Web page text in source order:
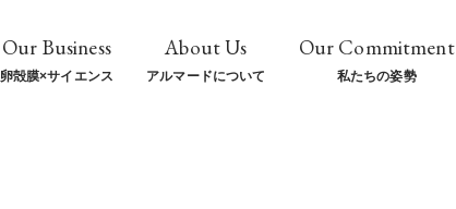
Our Business
卵殻膜×サイエンス
About Us
アルマードについて
Our Commitment
私たちの姿勢